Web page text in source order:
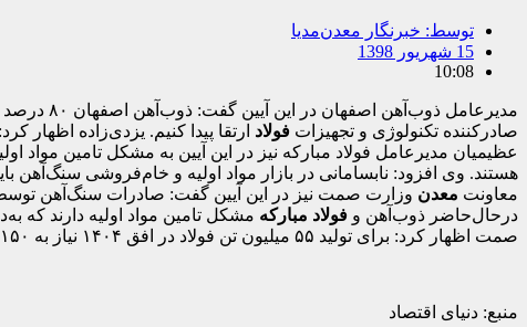
توسط: خبرنگار معدن‌مدیا
15 شهریور 1398
10:08
صادر‌کننده تکنولوژی و تجهیزات فولاد ارتقا پیدا کنیم. یزدی‌زاده اظهار
عظیمیان مدیرعامل فولاد مبارکه نیز در این آیین به مشکل تامین
هستند. وی افزود: نابسامانی در بازار مواد اولیه و خام‌فروشی
معاونت معدن وزارت صمت نیز در این آیین گفت: صادرات سنگ‌آهن توسط
درحال‌حاضر ذوب‌آهن و فولاد مبارکه مشکل تامین مواد اولیه دارند که
صمت اظهار کرد: برای تولید ۵۵ میلیون تن فولاد در افق ۱۴۰۴ نیاز به ۱۵۰ میلیون تن سنگ‌آهن داریم که اگر این موضوع ساماندهی نشود، تا ۱۰ سال آینده، وارد‌کننده سنگ‌آهن می‌شویم.
منبع: دنیای اقتصاد